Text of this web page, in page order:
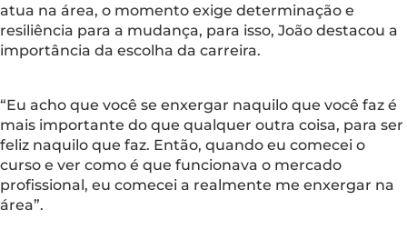
atua na área, o momento exige determinação e
resiliência para a mudança, para isso, João destacou a
importância da escolha da carreira.
“Eu acho que você se enxergar naquilo que você faz é
mais importante do que qualquer outra coisa, para ser
feliz naquilo que faz. Então, quando eu comecei o
curso e ver como é que funcionava o mercado
profissional, eu comecei a realmente me enxergar na
área”.